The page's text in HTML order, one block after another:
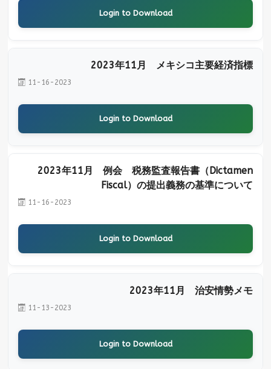
Login to Download
2023年11月 メキシコ主要経済指標
11-16-2023
Login to Download
2023年11月 例会 税務監査報告書（Dictamen
Fiscal）の提出義務の基準について
11-16-2023
Login to Download
2023年11月 治安情勢メモ
11-13-2023
Login to Download